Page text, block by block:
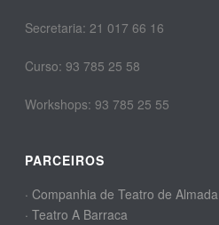
Secretaria: 21 017 66 16
Curso: 93 785 25 58
Workshops: 93 785 25 55
PARCEIROS
· Companhia de Teatro de Almada
· Teatro A Barraca